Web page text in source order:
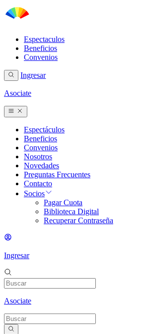
Espectaculos
Beneficios
Convenios
Ingresar
Asociate
Espectáculos
Beneficios
Convenios
Nosotros
Novedades
Preguntas Frecuentes
Contacto
Socios
Pagar Cuota
Biblioteca Digital
Recuperar Contraseña
Ingresar
Asociate